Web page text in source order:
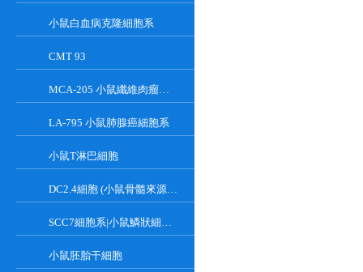
小鼠白血病克隆細胞系
CMT 93
MCA-205 小鼠纖維肉瘤細胞系
LA-795 小鼠肺腺癌細胞系
小鼠T淋巴細胞
DC2.4細胞 (小鼠骨髓來源樹突狀細胞)
SCC7細胞系|小鼠鱗狀細胞癌細胞
小鼠胚胎干細胞